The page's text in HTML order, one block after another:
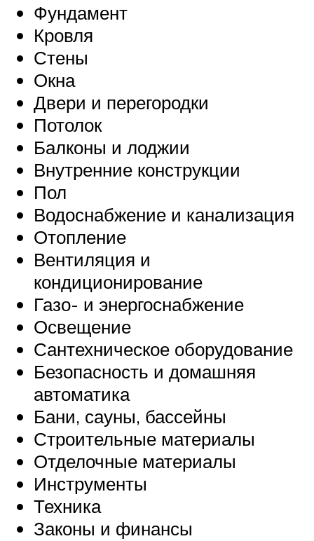
Фундамент
Кровля
Стены
Окна
Двери и перегородки
Потолок
Балконы и лоджии
Внутренние конструкции
Пол
Водоснабжение и канализация
Отопление
Вентиляция и
кондиционирование
Газо- и энергоснабжение
Освещение
Сантехническое оборудование
Безопасность и домашняя
автоматика
Бани, сауны, бассейны
Строительные материалы
Отделочные материалы
Инструменты
Техника
Законы и финансы